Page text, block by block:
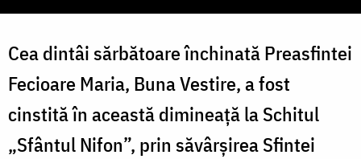
Cea dintâi sărbătoare închinată Preasfintei
Fecioare Maria, Buna Vestire, a fost
cinstită în această dimineață la Schitul
„Sfântul Nifon”, prin săvârșirea Sfintei